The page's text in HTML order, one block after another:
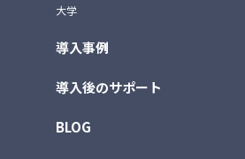
大学
導入事例
導入後のサポート
BLOG